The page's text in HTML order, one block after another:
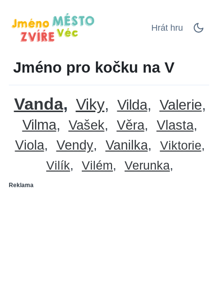
Hrát hru
Jméno pro kočku na V
Vanda Viky Vilda
Valerie
Vilma
Vašek Věra
Vlasta
Viola
Vendy Vanilka
Viktorie
Vilík
Vilém Verunka
Reklama